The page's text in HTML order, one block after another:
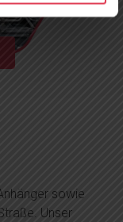
sowie
Unser